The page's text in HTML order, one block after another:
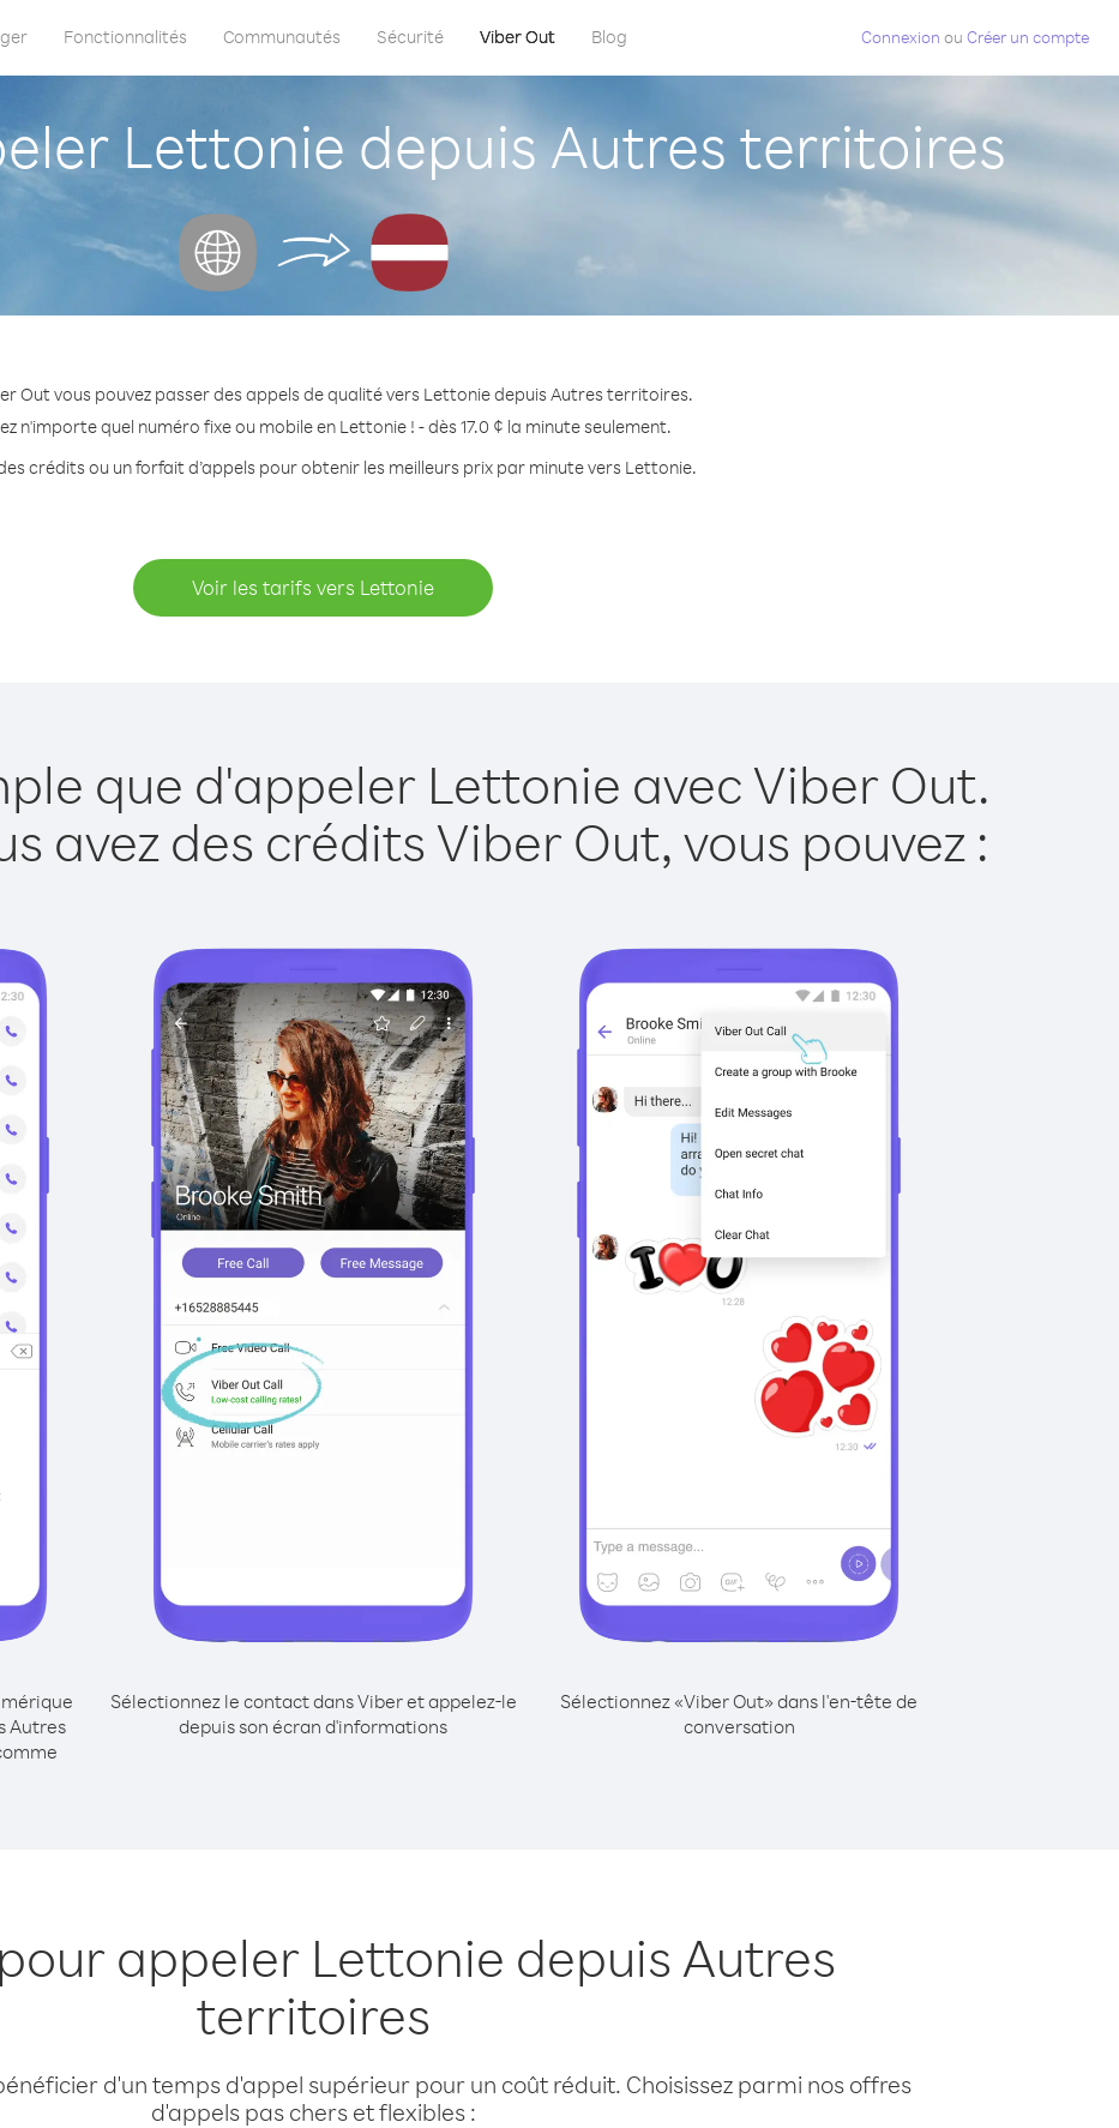
Fonctionnalités Communautés Sécurité Viber Out Blog Connexion ou Créer un compte
Lettonie depuis Autres territoires
Out vous pouvez passer des appels de qualité vers Lettonie depuis Autres territoires.
n'importe quel numéro fixe ou mobile en Lettonie ! - dès 17.0 ¢ la minute seulement.
crédits ou un forfait d’appels pour obtenir les meilleurs prix par minute vers Lettonie.
Voir les tarifs vers Lettonie
que d'appeler Lettonie avec Viber Out.
avez des crédits Viber Out, vous pouvez :
Autres
Sélectionnez le contact dans Viber et appelez-le
depuis son écran d'informations
Sélectionnez «Viber Out» dans l'en-tête de
conversation
appeler Lettonie depuis Autres
territoires
d'un temps d'appel supérieur pour un coût réduit. Choisissez parmi nos offres
d'appels pas chers et flexibles :